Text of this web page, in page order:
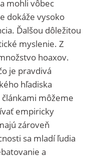
mohli vôbec
dokáže vysoko
Ďalšou dôležitou
myslenie. Z
hoaxov.
je pravdivá
hľadiska
môžeme
empiricky
zároveň
sa mladí ľudia
a